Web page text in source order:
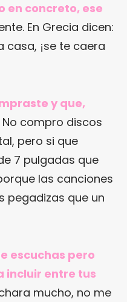
en concreto, ese
En Grecia dicen:
casa, ¡se te caera
y que,
No compro discos
pero si que
7 pulgadas que
las canciones
pegadizas que un
escuchas pero
incluir entre tus
mucho, no me